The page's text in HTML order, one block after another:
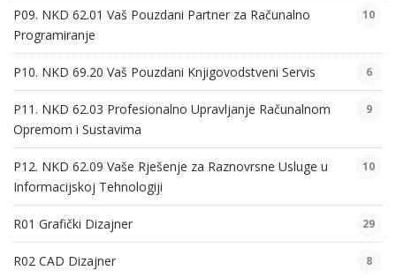
P09. NKD 62.01 Vaš Pouzdani Partner za Računalno
Programiranje
10
P10. NKD 69.20 Vaš Pouzdani Knjigovodstveni Servis 6
P11. NKD 62.03 Profesionalno Upravljanje Računalnom
Opremom i Sustavima
9
P12. NKD 62.09 Vaše Rješenje za Raznovrsne Usluge u
Informacijskoj Tehnologiji
10
R01 Grafički Dizajner 29
R02 CAD Dizajner 8